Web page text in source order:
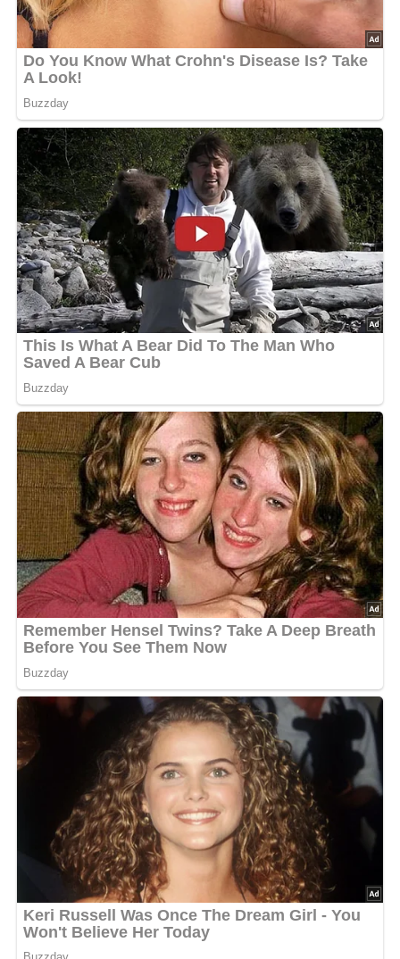
Diese Zutaten brauchen wir für
den Grundteig für Backpulver-
oder Rührkuchen
Menge
Zutaten
500 g
Mehl
1 Päckchen
Backpulver
125 g
Margarine oder Butter
150 g
Zucker
1 Prise
Salz
1/4 Liter
Milch oder halb Milch,
halb Wasser
das Abgeriebene einer
halben Zitrone oder 1
Päckchen
3 Eier
Lob, Kritik, Fragen oder Anregungen zum Rezept?
Dann hinterlasse doch bitte einen Kommentar am
Ende dieser Seite & auch eine Bewertung!
Und so wird der Grundteig für
Backpulver- oder Rührkuchen
gemacht
Das Fett sahnig rühren, nach und nach den Zucker
dazugeben und 5 Minuten weiterrühren.
Dann die Eigelb nach und nach daruntermischen und
weitere 10 Minuten rühren.
Jetzt kommen die Gewürze und löffelweise das
gesiebte Mehl sowie Milch, soweit notwendig.
Das letzte Mehl mit dem Backpulver einsieben, gut
verrühren und, wenn der Teig schwer vom Löffel fällt
und glatt und sahnig ist, das zu steifem Schnee
geschlagene Eiweiß locker einmischen.
Den Teig in die vorbereitete Form füllen und bei
Mittelhitze in etwa einer Stunde goldbraun ausbacken.